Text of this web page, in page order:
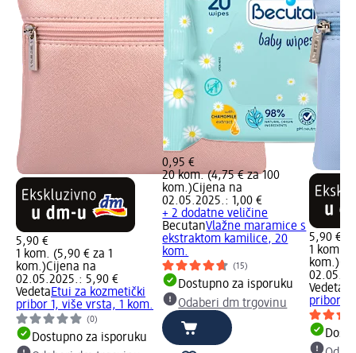
5,90 €
1 kom. (5,90 € za 1
kom.)Cijena na
02.05.2025.: 5,90 €
VedetaEtui za kozmetički
pribor 1, više vrsta, 1 kom.
(0)
Dostupno za isporuku
0,95 €
20 kom. (4,75 € za 100
kom.)Cijena na
02.05.2025.: 1,00 €
+ 2 dodatne veličine
BecutanVlažne maramice s
ekstraktom kamilice, 20
kom.
(15)
Dostupno za isporuku
Odaberi dm trgovinu
5,90 €
1 kom.
kom.)
Vedeta
pribor